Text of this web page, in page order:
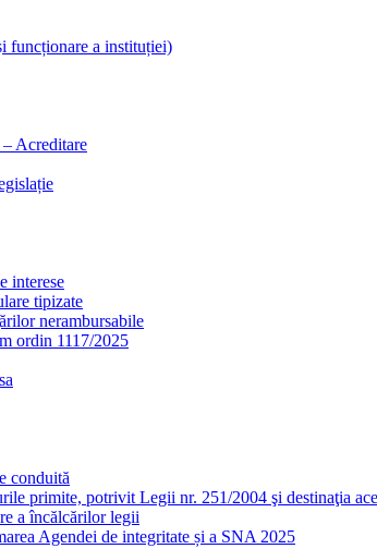
funcționare a instituției)
Acreditare
interese
tipizate
nerambursabile
ordin 1117/2025
conduită
primite, potrivit Legii nr. 251/2004 şi destinaţia
a încălcărilor legii
Agendei de integritate și a SNA 2025